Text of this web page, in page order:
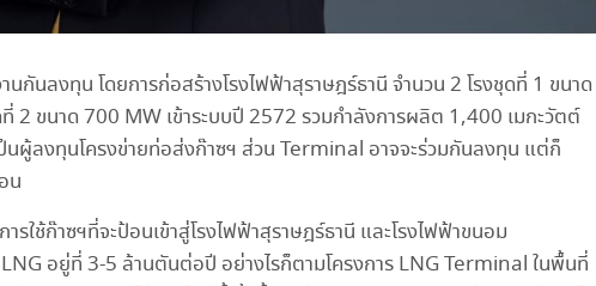
นกันลงทุน โดยการก่อสร้างโรงไฟฟ้าสุราษฎร์ธานี จำนวน 2 โรงชุดที่ 1 ขนาด
2 ขนาด 700 MW เข้าระบบปี 2572 รวมกำลังการผลิต 1,400 เมกะวัตต์
นผู้ลงทุนโครงข่ายท่อส่งก๊าซฯ ส่วน Terminal อาจจะร่วมกันลงทุน แต่ก็
น
ใช้ก๊าซฯที่จะป้อนเข้าสู่โรงไฟฟ้าสุราษฎร์ธานี และโรงไฟฟ้าขนอม
อยู่ที่ 3-5 ล้านตันต่อปี อย่างไรก็ตามโครงการ LNG Terminal ในพื้นที่